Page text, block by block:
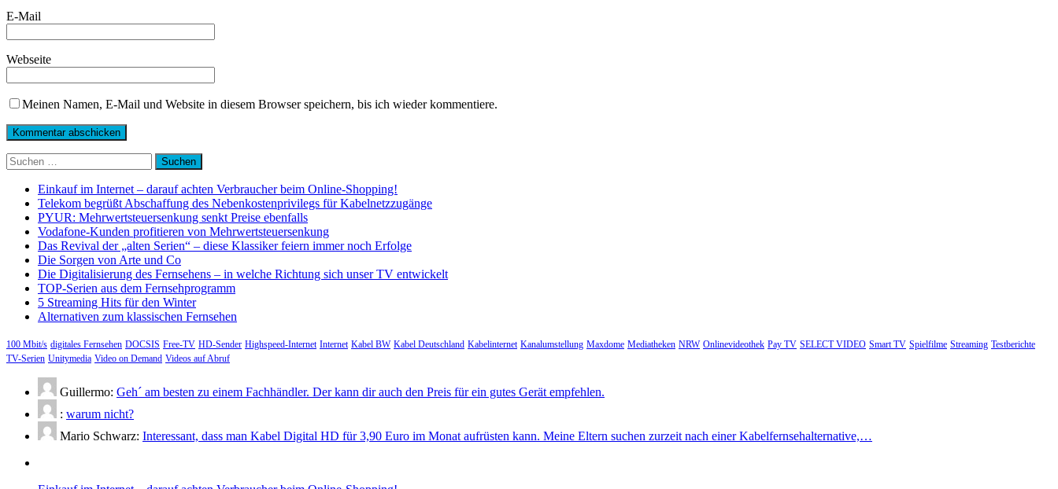
E-Mail
Webseite
Meinen Namen, E-Mail und Website in diesem Browser speichern, bis ich wieder kommentiere.
Suchen
nach:
Einkauf im Internet – darauf achten Verbraucher beim Online-Shopping!
Telekom begrüßt Abschaffung des Nebenkostenprivilegs für Kabelnetzzugänge
PYUR: Mehrwertsteuersenkung senkt Preise ebenfalls
Vodafone-Kunden profitieren von Mehrwertsteuersenkung
Das Revival der „alten Serien“ – diese Klassiker feiern immer noch Erfolge
Die Sorgen von Arte und Co
Die Digitalisierung des Fernsehens – in welche Richtung sich unser TV entwickelt
TOP-Serien aus dem Fernsehprogramm
5 Streaming Hits für den Winter
Alternativen zum klassischen Fernsehen
100 Mbit/s digitales Fernsehen DOCSIS Free-TV HD-Sender Highspeed-Internet Internet Kabel BW Kabel Deutschland Kabelinternet Kanalumstellung Maxdome Mediatheken NRW Onlinevideothek Pay TV SELECT VIDEO Smart TV Spielfilme Streaming Testberichte
TV-Serien Unitymedia Video on Demand Videos auf Abruf
Guillermo: Geh´ am besten zu einem Fachhändler. Der kann dir auch den Preis für ein gutes Gerät empfehlen.
: warum nicht?
Mario Schwarz: Interessant, dass man Kabel Digital HD für 3,90 Euro im Monat aufrüsten kann. Meine Eltern suchen zurzeit nach einer Kabelfernsehalternative,…